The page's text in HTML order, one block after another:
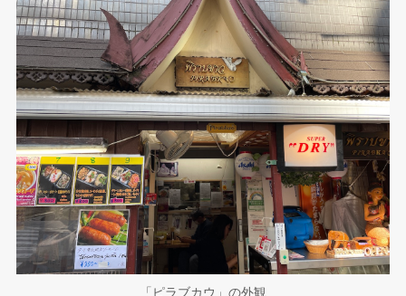
「ピラブカウ」の外観